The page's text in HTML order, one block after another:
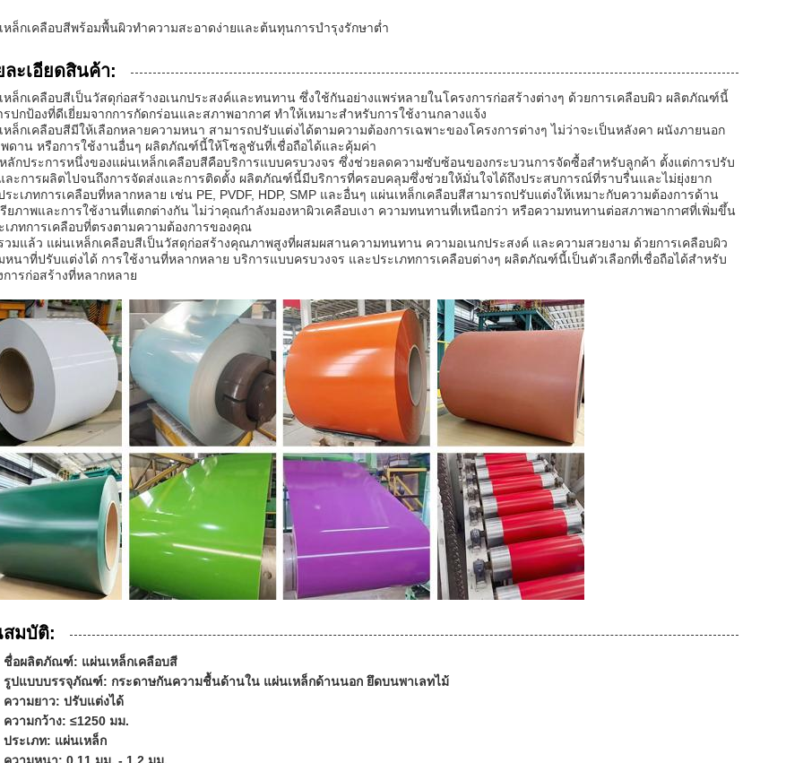
หล็กเคลือบสีพร้อมพื้นผิวทำความสะอาดง่ายและต้นทุนการบำรุงรักษาต่ำ
ละเอียดสินค้า:
หล็กเคลือบสีเป็นวัสดุก่อสร้างอเนกประสงค์และทนทาน ซึ่งใช้กันอย่างแพร่หลายในโครงการก่อสร้างต่างๆ ด้วยการเคลือบผิว ผลิตภัณฑ์นี้
รปกป้องที่ดีเยี่ยมจากการกัดกร่อนและสภาพอากาศ ทำให้เหมาะสำหรับการใช้งานกลางแจ้ง
หล็กเคลือบสีมีให้เลือกหลายความหนา สามารถปรับแต่งได้ตามความต้องการเฉพาะของโครงการต่างๆ ไม่ว่าจะเป็นหลังคา ผนังภายนอก
พดาน หรือการใช้งานอื่นๆ ผลิตภัณฑ์นี้ให้โซลูชันที่เชื่อถือได้และคุ้มค่า
ลักประการหนึ่งของแผ่นเหล็กเคลือบสีคือบริการแบบครบวงจร ซึ่งช่วยลดความซับซ้อนของกระบวนการจัดซื้อสำหรับลูกค้า ตั้งแต่การปรับ
ละการผลิตไปจนถึงการจัดส่งและการติดตั้ง ผลิตภัณฑ์นี้มีบริการที่ครอบคลุมซึ่งช่วยให้มั่นใจได้ถึงประสบการณ์ที่ราบรื่นและไม่ยุ่งยาก
ระเภทการเคลือบที่หลากหลาย เช่น PE, PVDF, HDP, SMP และอื่นๆ แผ่นเหล็กเคลือบสีสามารถปรับแต่งให้เหมาะกับความต้องการด้าน
ยภาพและการใช้งานที่แตกต่างกัน ไม่ว่าคุณกำลังมองหาผิวเคลือบเงา ความทนทานที่เหนือกว่า หรือความทนทานต่อสภาพอากาศที่เพิ่มขึ้น
เภทการเคลือบที่ตรงตามความต้องการของคุณ
วมแล้ว แผ่นเหล็กเคลือบสีเป็นวัสดุก่อสร้างคุณภาพสูงที่ผสมผสานความทนทาน ความอเนกประสงค์ และความสวยงาม ด้วยการเคลือบผิว
หนาที่ปรับแต่งได้ การใช้งานที่หลากหลาย บริการแบบครบวงจร และประเภทการเคลือบต่างๆ ผลิตภัณฑ์นี้เป็นตัวเลือกที่เชื่อถือได้สำหรับ
การก่อสร้างที่หลากหลาย
มบัติ:
ชื่อผลิตภัณฑ์: แผ่นเหล็กเคลือบสี
รูปแบบบรรจุภัณฑ์: กระดาษกันความชื้นด้านใน แผ่นเหล็กด้านนอก ยึดบนพาเลทไม้
ความยาว: ปรับแต่งได้
ความกว้าง: ≤1250 มม.
ประเภท: แผ่นเหล็ก